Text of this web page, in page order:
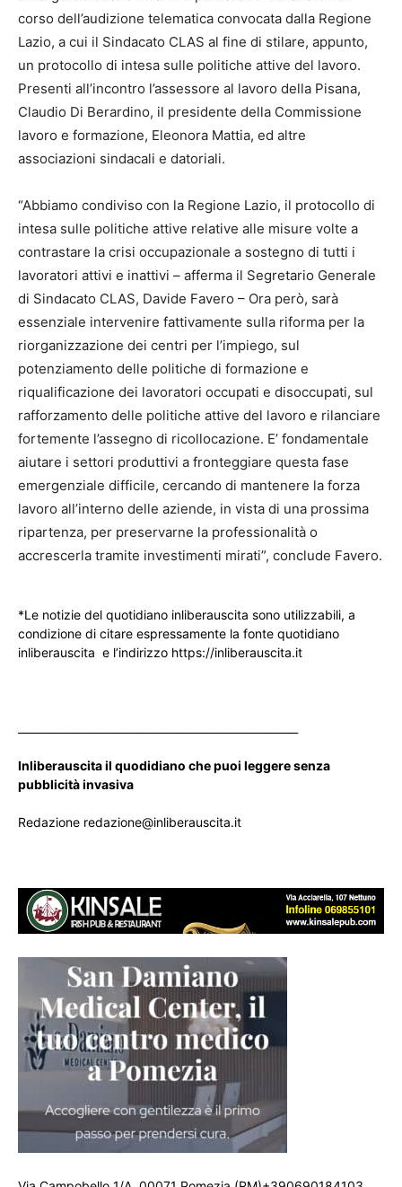
corso dell’audizione telematica convocata dalla Regione
Lazio, a cui il Sindacato CLAS al fine di stilare, appunto,
un protocollo di intesa sulle politiche attive del lavoro.
Presenti all’incontro l’assessore al lavoro della Pisana,
Claudio Di Berardino, il presidente della Commissione
lavoro e formazione, Eleonora Mattia, ed altre
associazioni sindacali e datoriali.
“Abbiamo condiviso con la Regione Lazio, il protocollo di
intesa sulle politiche attive relative alle misure volte a
contrastare la crisi occupazionale a sostegno di tutti i
lavoratori attivi e inattivi – afferma il Segretario Generale
di Sindacato CLAS, Davide Favero – Ora però, sarà
essenziale intervenire fattivamente sulla riforma per la
riorganizzazione dei centri per l’impiego, sul
potenziamento delle politiche di formazione e
riqualificazione dei lavoratori occupati e disoccupati, sul
rafforzamento delle politiche attive del lavoro e rilanciare
fortemente l’assegno di ricollocazione. E’ fondamentale
aiutare i settori produttivi a fronteggiare questa fase
emergenziale difficile, cercando di mantenere la forza
lavoro all’interno delle aziende, in vista di una prossima
ripartenza, per preservarne la professionalità o
accrescerla tramite investimenti mirati”, conclude Favero.
*Le notizie del quotidiano inliberauscita sono utilizzabili, a
condizione di citare espressamente la fonte quotidiano
inliberauscita e l’indirizzo https://inliberauscita.it
Inliberauscita il quodidiano che puoi leggere senza
pubblicità invasiva
Redazione redazione@inliberauscita.it